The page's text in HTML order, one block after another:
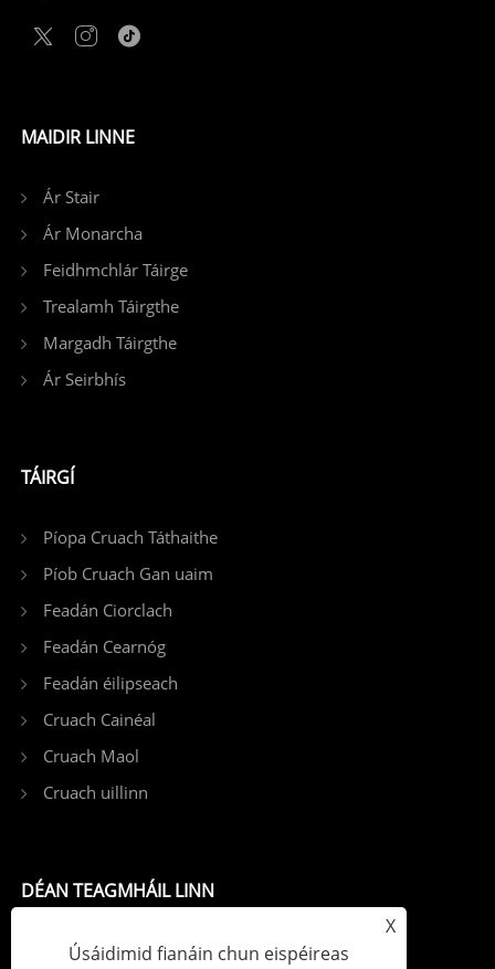
MAIDIR LINNE
Ár Stair
Ár Monarcha
Feidhmchlár Táirge
Trealamh Táirgthe
Margadh Táirgthe
Ár Seirbhís
TÁIRGÍ
Píopa Cruach Táthaithe
Píob Cruach Gan uaim
Feadán Ciorclach
Feadán Cearnóg
Feadán éilipseach
Cruach Cainéal
Cruach Maol
Cruach uillinn
DÉAN TEAGMHÁIL LINN
Teil: +86-15822922456
X
Úsáidimid fianáin chun eispéireas